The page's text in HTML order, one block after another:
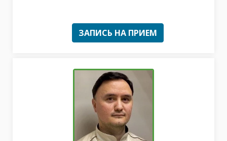
ЗАПИСЬ НА ПРИЕМ